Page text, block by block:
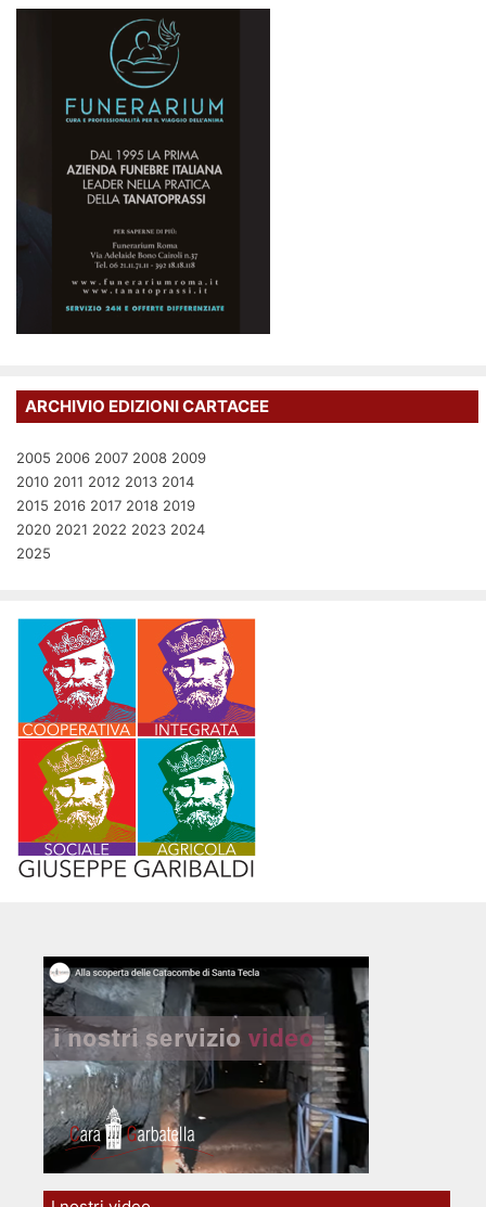
ARCHIVIO EDIZIONI CARTACEE
2005 2006 2007 2008 2009
2010 2011 2012 2013 2014
2015 2016 2017 2018 2019
2020 2021 2022 2023 2024
2025